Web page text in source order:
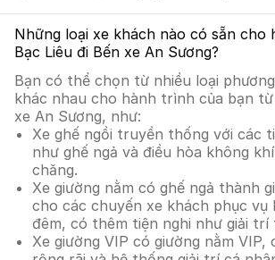
Những loại xe khách nào có sẵn
Bạc Liêu đi Bến xe An Sương?
Bạn có thể chọn từ nhiều loại
khác nhau cho hành trình của bạn từ
xe An Sương, như:
Xe ghế ngồi truyền thống với các
như ghế ngả và điều hòa không
chăng.
Xe giường nằm có ghế ngả thành
cho các chuyến xe khách phục vụ
đêm, có thêm tiện nghi như giải trí
Xe giường VIP có giường nằm VIP,